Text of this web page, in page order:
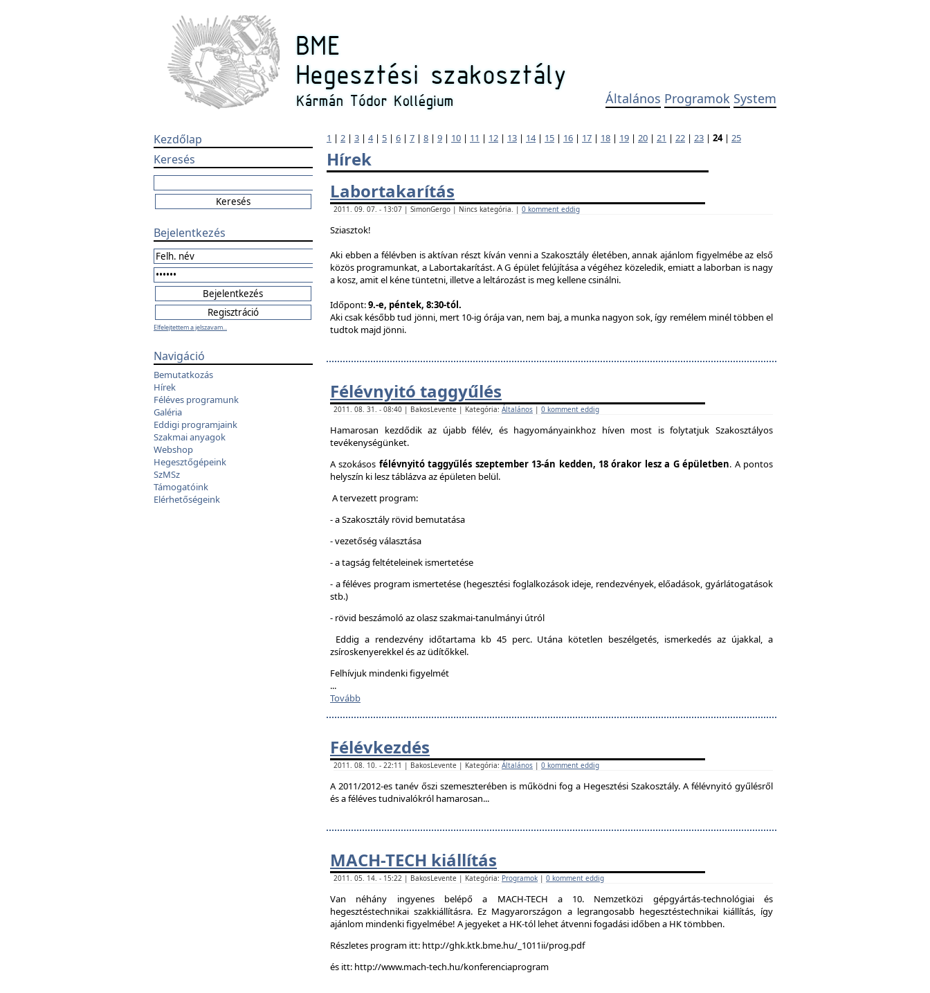
Általános Programok System
Kezdőlap
Keresés
Bejelentkezés
Elfelejtettem a jelszavam...
Navigáció
Bemutatkozás
Hírek
Féléves programunk
Galéria
Eddigi programjaink
Szakmai anyagok
Webshop
Hegesztőgépeink
SzMSz
Támogatóink
Elérhetőségeink
1 | 2 | 3 | 4| 5 | 6 | 7 | 8 | 9 | 10 | 11 | 12 | 13 | 14| 15 | 16 | 17 | 18 | 19 | 20 | 21 | 22 | 23 | 24| 25
Hírek
Labortakarítás
2011. 09. 07. - 13:07 | SimonGergo | Nincs kategória. | 0 komment eddig
Sziasztok!
Aki ebben a félévben is aktívan részt kíván venni a Szakosztály életében, annak ajánlom figyelmébe az első
közös programunkat, a Labortakarítást. A G épület felújítása a végéhez közeledik, emiatt a laborban is nagy
a kosz, amit el kéne tüntetni, illetve a leltározást is meg kellene csinálni.
Időpont:9.-e, péntek, 8:30-tól.
Aki csak később tud jönni, mert 10-ig órája van, nem baj, a munka nagyon sok, így remélem minél többen el
tudtok majd jönni.
Félévnyitó taggyűlés
2011. 08. 31. - 08:40 | BakosLevente | Kategória: Általános | 0 komment eddig
Hamarosan kezdődik az újabb félév, és hagyományainkhoz híven most is folytatjuk Szakosztályos
tevékenységünket.
A szokásos félévnyitó taggyűlés szeptember 13-án kedden, 18 órakor lesz a G épületben. A pontos
helyszín ki lesz táblázva az épületen belül.
A tervezett program:
- a Szakosztály rövid bemutatása
- vezetőség választása
- a tagság feltételeinek ismertetése
- a féléves program ismertetése (hegesztési foglalkozások ideje, rendezvények, előadások, gyárlátogatások
stb.)
- rövid beszámoló az olasz szakmai-tanulmányi útról
Eddig a rendezvény időtartama kb 45 perc. Utána kötetlen beszélgetés, ismerkedés az újakkal, a
zsíroskenyerekkel és az üdítőkkel.
Felhívjuk mindenki figyelmét
...
Tovább
Félévkezdés
2011. 08. 10. - 22:11 | BakosLevente | Kategória: Általános | 0 komment eddig
A 2011/2012-es tanév őszi szemeszterében is működni fog a Hegesztési Szakosztály. A félévnyitó gyűlésről
és a féléves tudnivalókról hamarosan...
MACH-TECH kiállítás
2011. 05. 14. - 15:22 | BakosLevente | Kategória: Programok | 0 komment eddig
Van néhány ingyenes belépő a MACH-TECH a 10. Nemzetközi gépgyártás-technológiai és
hegesztéstechnikai szakkiállításra. Ez Magyarországon a legrangosabb hegesztéstechnikai kiállítás, így
ajánlom mindenki figyelmébe! A jegyeket a HK-tól lehet átvenni fogadási időben a HK tömbben.
Részletes program itt: http://ghk.ktk.bme.hu/_1011ii/prog.pdf
és itt: http://www.mach-tech.hu/konferenciaprogram